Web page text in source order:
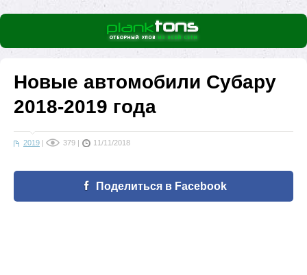
Новые автомобили Субару
2018-2019 года
2019 | 379 | 11/11/2018
Поделиться в Facebook